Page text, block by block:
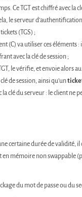
Ce TGT est chiffré avec la
le serveur
(TGS) ;
(C) va utiliser ces éléments
avec la clé de session ;
le vérifie, et envoie alors
de session, ainsi qu’un
la clé du serveur : le client ne
certaine durée de validité,
mémoire non swappable
du mot de passe ou du